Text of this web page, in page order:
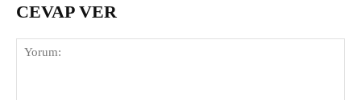
CEVAP VER